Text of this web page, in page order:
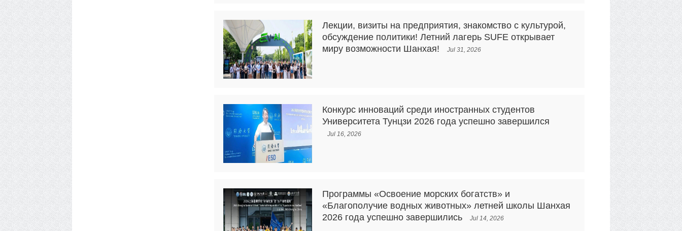
Лекции, визиты на предприятия, знакомство с культурой,
обсуждение политики! Летний лагерь SUFE открывает
миру возможности Шанхая!
Jul 31, 2026
Конкурс инноваций среди иностранных студентов
Университета Тунцзи 2026 года успешно завершился
Jul 16, 2026
Программы «Освоение морских богатств» и
«Благополучие водных животных» летней школы Шанхая
2026 года успешно завершились
Jul 14, 2026